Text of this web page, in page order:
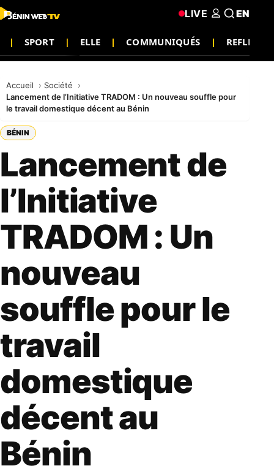
SPORT ELLE COMMUNIQUÉS
LIVE EN
Accueil
Société
Lancement de l’Initiative TRADOM : Un nouveau souffle pour
le travail domestique décent au Bénin
BÉNIN
Lancement de
l’Initiative
TRADOM : Un
nouveau
souffle pour le
travail
domestique
décent au
Bénin